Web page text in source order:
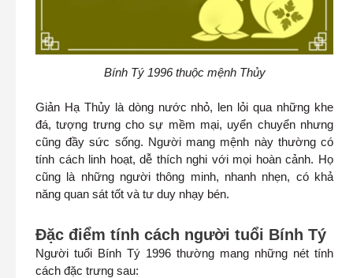
Bính Tý 1996 thuộc mệnh Thủy
Giản Hạ Thủy là dòng nước nhỏ, len lỏi qua những khe
đá, tượng trưng cho sự mềm mại, uyển chuyển nhưng
cũng đầy sức sống. Người mang mệnh này thường có
tính cách linh hoạt, dễ thích nghi với mọi hoàn cảnh. Họ
cũng là những người thông minh, nhanh nhẹn, có khả
năng quan sát tốt và tư duy nhạy bén.
Đặc điểm tính cách người tuổi Bính Tý
Người tuổi Bính Tý 1996 thường mang những nét tính
cách đặc trưng sau: